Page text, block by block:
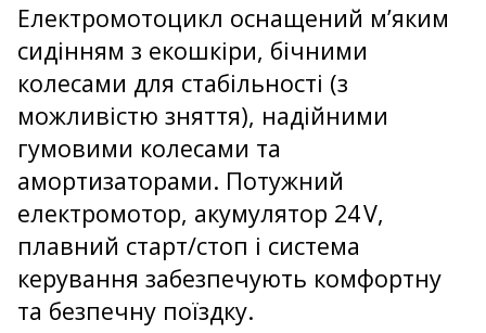
Електромотоцикл оснащений м’яким
сидінням з екошкіри, бічними
колесами для стабільності (з
можливістю зняття), надійними
гумовими колесами та
амортизаторами. Потужний
електромотор, акумулятор 24 V,
плавний старт/стоп і система
керування забезпечують комфортну
та безпечну поїздку.